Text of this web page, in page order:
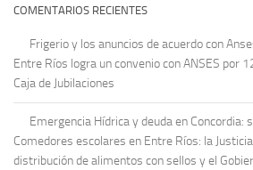
COMENTARIOS RECIENTES
Frigerio y los anuncios de acuerdo con
Entre Ríos logra un convenio con ANSES por
Caja de Jubilaciones
Emergencia Hídrica y deuda en Concordia:
Comedores escolares en Entre Ríos: la
distribución de alimentos con sellos y el